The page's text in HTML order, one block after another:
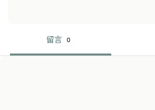
留言 0